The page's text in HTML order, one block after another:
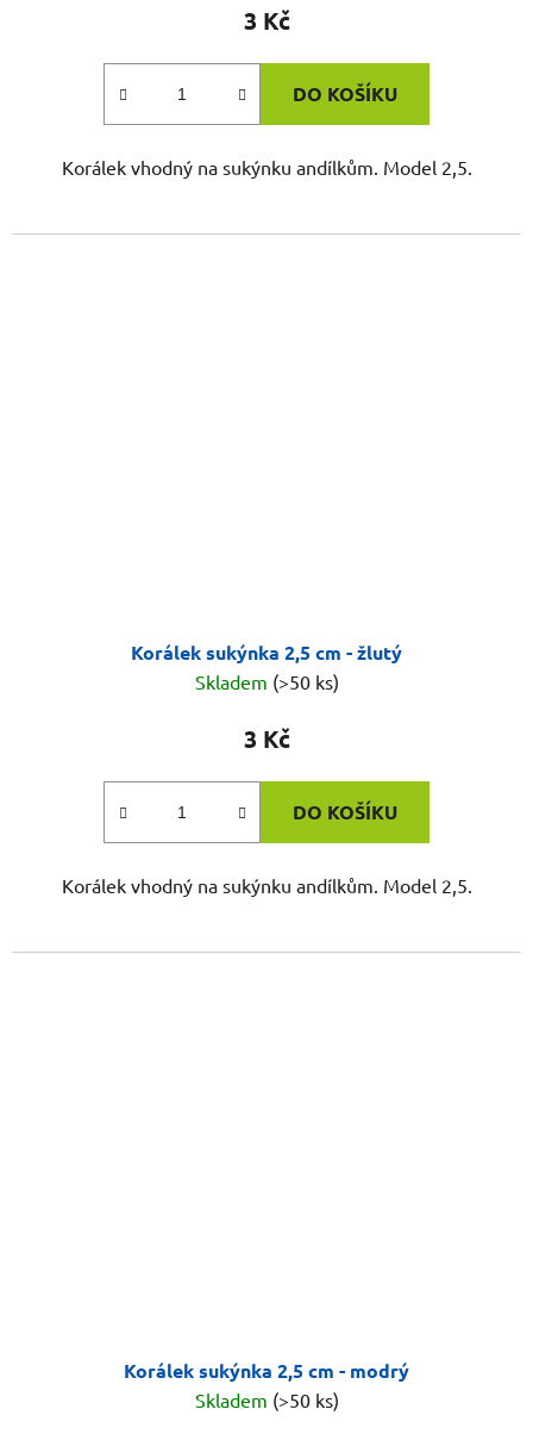
3 Kč
DO KOŠÍKU
Korálek vhodný na sukýnku andílkům. Model 2,5.
Korálek sukýnka 2,5 cm - žlutý
Skladem (>50 ks)
3 Kč
DO KOŠÍKU
Korálek vhodný na sukýnku andílkům. Model 2,5.
Korálek sukýnka 2,5 cm - modrý
Skladem (>50 ks)